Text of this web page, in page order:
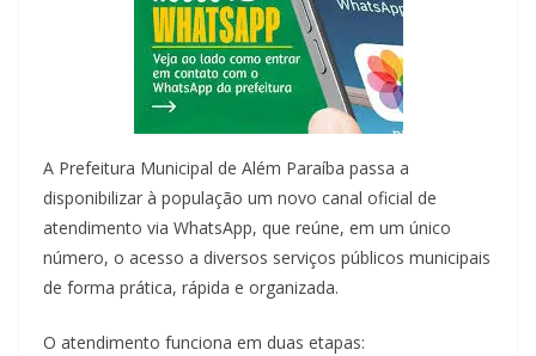
A Prefeitura Municipal de Além Paraíba passa a
disponibilizar à população um novo canal oficial de
atendimento via WhatsApp, que reúne, em um único
número, o acesso a diversos serviços públicos municipais
de forma prática, rápida e organizada.
O atendimento funciona em duas etapas: